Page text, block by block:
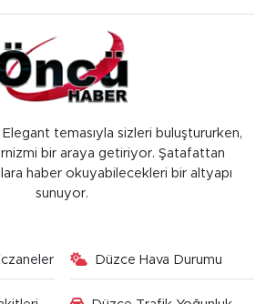
temasıyla sizleri buluştururken,
bir araya getiriyor. Şatafattan
haber okuyabilecekleri bir altyapı
sunuyor.
Düzce Hava Durumu